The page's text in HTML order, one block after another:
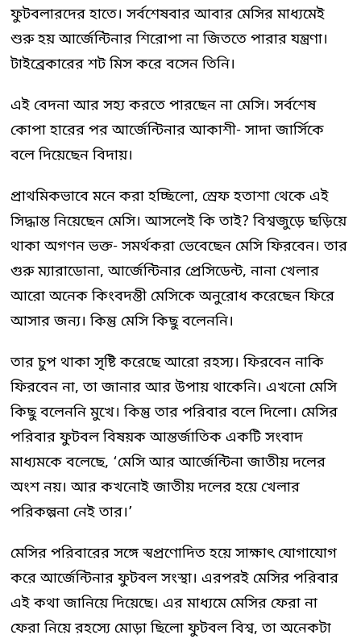
ফুটবলারদের হাতে। সর্বশেষবার আবার মেসির মাধ্যমেই
শুরু হয় আর্জেন্টিনার শিরোপা না জিততে পারার যন্ত্রণা।
টাইব্রেকারের শট মিস করে বসেন তিনি।
এই বেদনা আর সহ্য করতে পারছেন না মেসি। সর্বশেষ
কোপা হারের পর আর্জেন্টিনার আকাশী- সাদা জার্সিকে
বলে দিয়েছেন বিদায়।
প্রাথমিকভাবে মনে করা হচ্ছিলো, স্রেফ হতাশা থেকে এই
সিদ্ধান্ত নিয়েছেন মেসি। আসলেই কি তাই? বিশ্বজুড়ে ছড়িয়ে
থাকা অগণন ভক্ত- সমর্থকরা ভেবেছেন মেসি ফিরবেন। তার
গুরু ম্যারাডোনা, আর্জেন্টিনার প্রেসিডেন্ট, নানা খেলার
আরো অনেক কিংবদন্তী মেসিকে অনুরোধ করেছেন ফিরে
আসার জন্য। কিন্তু মেসি কিছু বলেননি।
তার চুপ থাকা সৃষ্টি করেছে আরো রহস্য। ফিরবেন নাকি
ফিরবেন না, তা জানার আর উপায় থাকেনি। এখনো মেসি
কিছু বলেননি মুখে। কিন্তু তার পরিবার বলে দিলো। মেসির
পরিবার ফুটবল বিষয়ক আন্তর্জাতিক একটি সংবাদ
মাধ্যমকে বলেছে, ‘মেসি আর আর্জেন্টিনা জাতীয় দলের
অংশ নয়। আর কখনোই জাতীয় দলের হয়ে খেলার
পরিকল্পনা নেই তার।’
মেসির পরিবারের সঙ্গে স্বপ্রণোদিত হয়ে সাক্ষাৎ যোগাযোগ
করে আর্জেন্টিনার ফুটবল সংস্থা। এরপরই মেসির পরিবার
এই কথা জানিয়ে দিয়েছে। এর মাধ্যমে মেসির ফেরা না
ফেরা নিয়ে রহস্যে মোড়া ছিলো ফুটবল বিশ্ব, তা অনেকটা